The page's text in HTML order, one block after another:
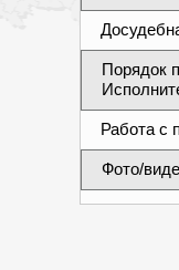
Порядок
Работа с
Фото/